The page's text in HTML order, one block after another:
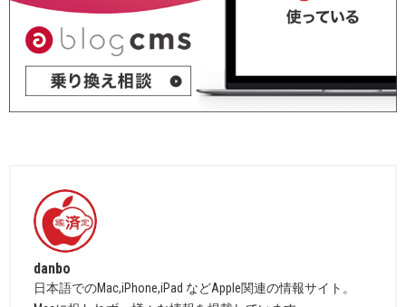
danbo
日本語でのMac,iPhone,iPad などApple関連の情報サイト。